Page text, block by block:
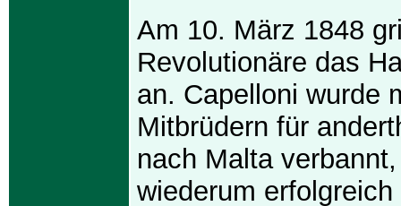
Am 10. März 1848
Revolutionäre das
an. Capelloni wurde
Mitbrüdern für
nach Malta
wiederum